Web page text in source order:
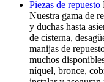
Piezas de repuesto
Nuestra gama de
y duchas hasta
de cisterna,
manijas de
muchos
níquel, bronce,